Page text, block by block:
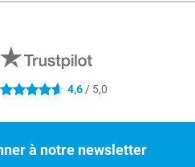
4.6 étoiles 4,6 / 5,0
à notre newsletter